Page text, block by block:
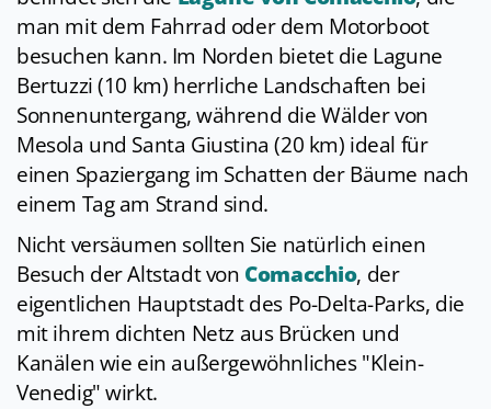
man mit dem Fahrrad oder dem Motorboot
besuchen kann. Im Norden bietet die Lagune
Bertuzzi (10 km) herrliche Landschaften bei
Sonnenuntergang, während die Wälder von
Mesola und Santa Giustina (20 km) ideal für
einen Spaziergang im Schatten der Bäume nach
einem Tag am Strand sind.
Nicht versäumen sollten Sie natürlich einen
Besuch der Altstadt von Comacchio, der
eigentlichen Hauptstadt des Po-Delta-Parks, die
mit ihrem dichten Netz aus Brücken und
Kanälen wie ein außergewöhnliches "Klein-
Venedig" wirkt.